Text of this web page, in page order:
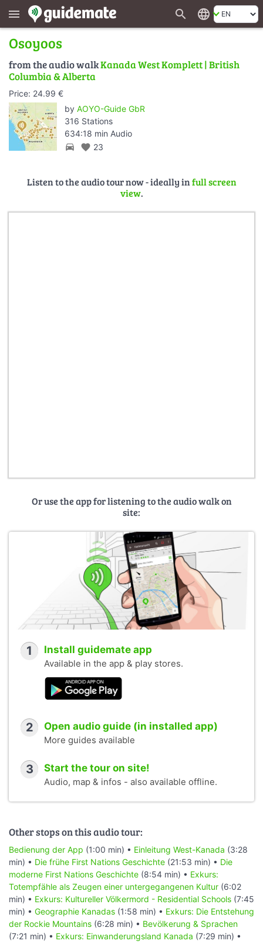
menu search language
Osoyoos
from the audio walkKanada West Komplett | British
Columbia & Alberta
Price: 24.99 €
by AOYO-Guide GbR
316 Stations
634:18 min Audio
directions_car favorite 23
Listen to the audio tour now - ideally infull screen
view.
Or use the app for listening to the audio walk on
site:
1 Install guidemate app
Available in the app & play stores.
2 Open audio guide (in installed app)
More guides available
3 Start the tour on site!
Audio, map & infos - also available offline.
Other stops on this audio tour:
Bedienung der App (1:00 min) • Einleitung West-Kanada (3:28
min) • Die frühe First Nations Geschichte (21:53 min) • Die
moderne First Nations Geschichte (8:54 min) • Exkurs:
Totempfähle als Zeugen einer untergegangenen Kultur (6:02
min) • Exkurs: Kultureller Völkermord - Residential Schools (7:45
min) • Geographie Kanadas (1:58 min) • Exkurs: Die Entstehung
der Rockie Mountains (6:28 min) • Bevölkerung & Sprachen
(7:21 min) • Exkurs: Einwanderungsland Kanada (7:29 min) •